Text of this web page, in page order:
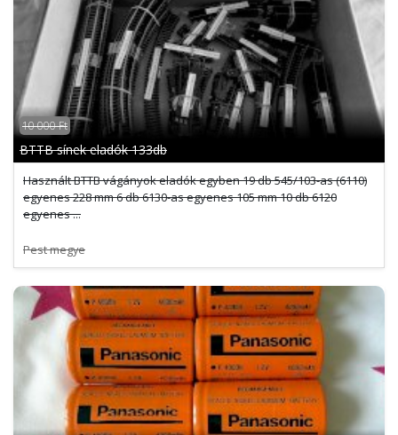
10 000 Ft
BTTB sínek eladók 133db
Használt BTTB vágányok eladók egyben 19 db 545/103-as (6110)
egyenes 228 mm 6 db 6130-as egyenes 105 mm 10 db 6120
egyenes ...
Pest megye